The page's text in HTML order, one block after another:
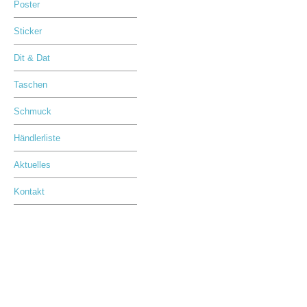
Poster
Sticker
Dit & Dat
Taschen
Schmuck
Händlerliste
Aktuelles
Kontakt